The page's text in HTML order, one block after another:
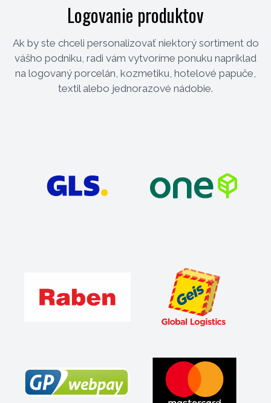
Logovanie produktov
Ak by ste chceli personalizovať niektorý sortiment do
vášho podniku, radi vám vytvoríme ponuku napríklad
na logovaný porcelán, kozmetiku, hotelové papuče,
textil alebo jednorazové nádobie.